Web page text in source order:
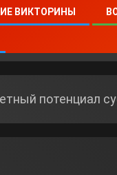
ВИКТОРИНЫ
потенциал